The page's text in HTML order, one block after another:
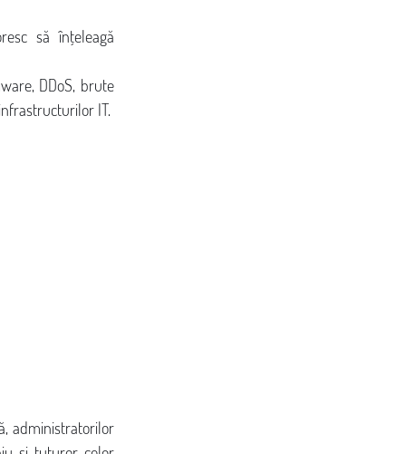
să înțeleagă
DDoS, brute
IT.
administratorilor